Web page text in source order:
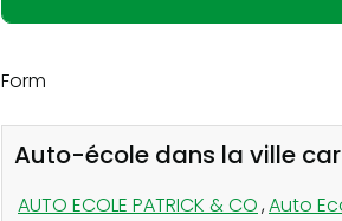
Form
Auto-école dans la ville
AUTO ECOLE PATRICK & CO,Auto